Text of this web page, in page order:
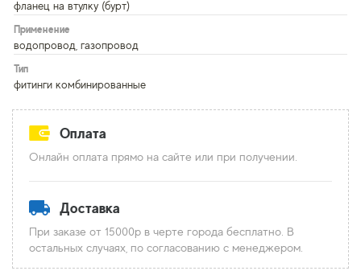
фланец на втулку (бурт)
Применение
водопровод, газопровод
Тип
фитинги комбинированные
Оплата
Онлайн оплата прямо на сайте или при получении.
Доставка
При заказе от 15000р в черте города бесплатно. В
остальных случаях, по согласованию с менеджером.